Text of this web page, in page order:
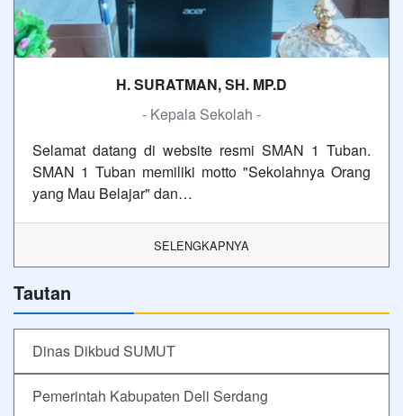
H. SURATMAN, SH. MP.D
- Kepala Sekolah -
Selamat datang di website resmi SMAN 1 Tuban.
SMAN 1 Tuban memiliki motto "Sekolahnya Orang
yang Mau Belajar" dan…
SELENGKAPNYA
Tautan
Dinas Dikbud SUMUT
Pemerintah Kabupaten Deli Serdang